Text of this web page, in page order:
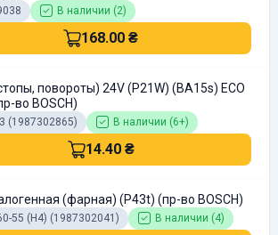
В наличии (2)
168.00 ₴
повороты) 24V (P21W) (BA15s) ECO
во BOSCH)
(1987302865) В наличии (6+)
14.40 ₴
(фарная) (P43t) (пр-во BOSCH)
55 (H4) (1987302041) В наличии (4)